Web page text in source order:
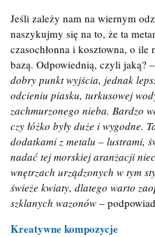
Jeśli zależy nam na wiernym
naszykujmy się na to, że ta
czasochłonna i kosztowna, o
bazą. Odpowiednią, czyli jaką? –
dobry punkt wyjścia, jednak
odcieniu piasku, turkusowej
zachmurzonego nieba. Bardzo
czy łóżko były duże i wygodne.
dodatkami z metalu – lustrami,
nadać tej morskiej aranżacji
wnętrzach urządzonych w tym
świeże kwiaty, dlatego warto
szklanych wazonów –
Kreatywne kompozycje